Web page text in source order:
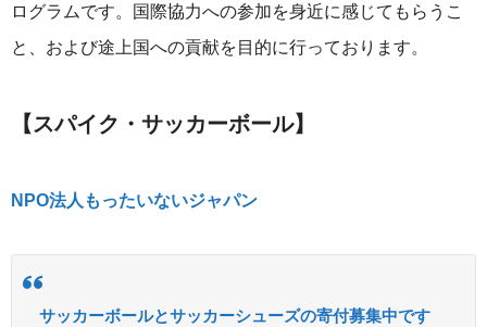
ログラムです。国際協力への参加を身近に感じてもらうこ
と、および途上国への貢献を目的に行っております。
【スパイク・サッカーボール】
NPO法人もったいないジャパン
サッカーボールとサッカーシューズの寄付募集中です